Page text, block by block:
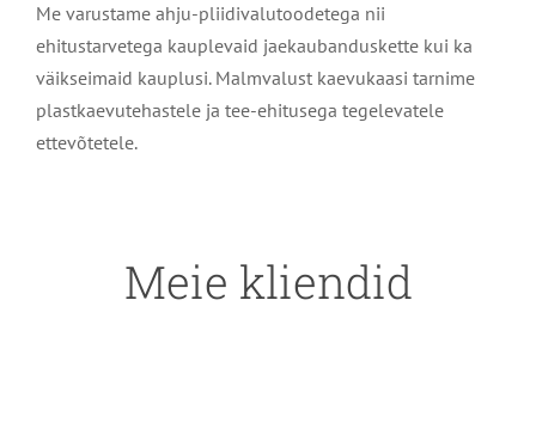
Me varustame ahju-pliidivalutoodetega nii
ehitustarvetega kauplevaid jaekaubanduskette kui ka
väikseimaid kauplusi. Malmvalust kaevukaasi tarnime
plastkaevutehastele ja tee-ehitusega tegelevatele
ettevõtetele.
Meie kliendid